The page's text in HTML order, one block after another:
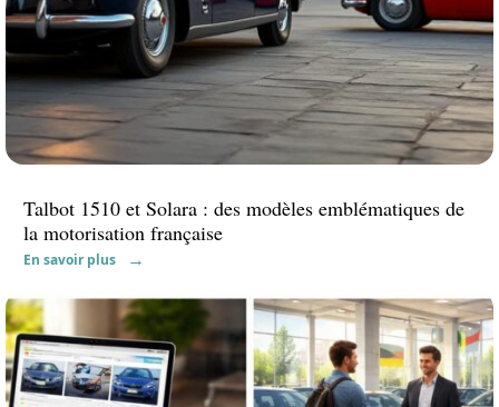
Talbot 1510 et Solara : des modèles emblématiques de
la motorisation française
En savoir plus